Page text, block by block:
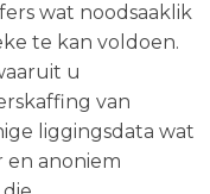
wat noodsaaklik
te kan voldoen.
u
van
liggingsdata wat
en anoniem